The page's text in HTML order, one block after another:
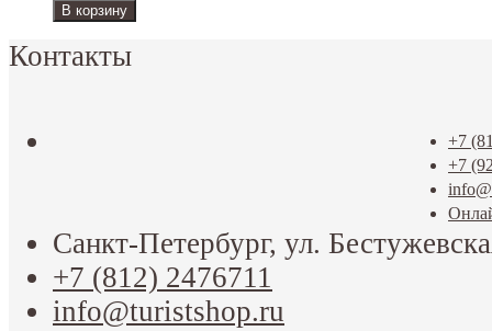
Контакты
+7
+7
Санкт-Петербург, ул.
+7 (812) 2476711
info@turistshop.ru